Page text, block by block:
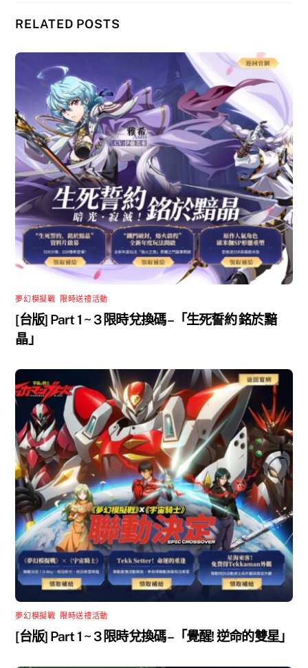
RELATED POSTS
夢幻模擬戰 限時送禮活動
[台版] Part 1 ~ 3 限時兌換碼 –「生死誓約 銘於黯
晶」
夢幻模擬戰 限時送禮活動
[台版] Part 1 ~ 3 限時兌換碼 –「覺醒! 逆命的雙星」